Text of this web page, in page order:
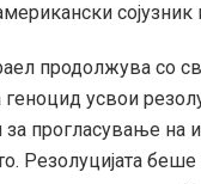
продолжува со
геноцид усвои
прогласување на
Резолуцијата